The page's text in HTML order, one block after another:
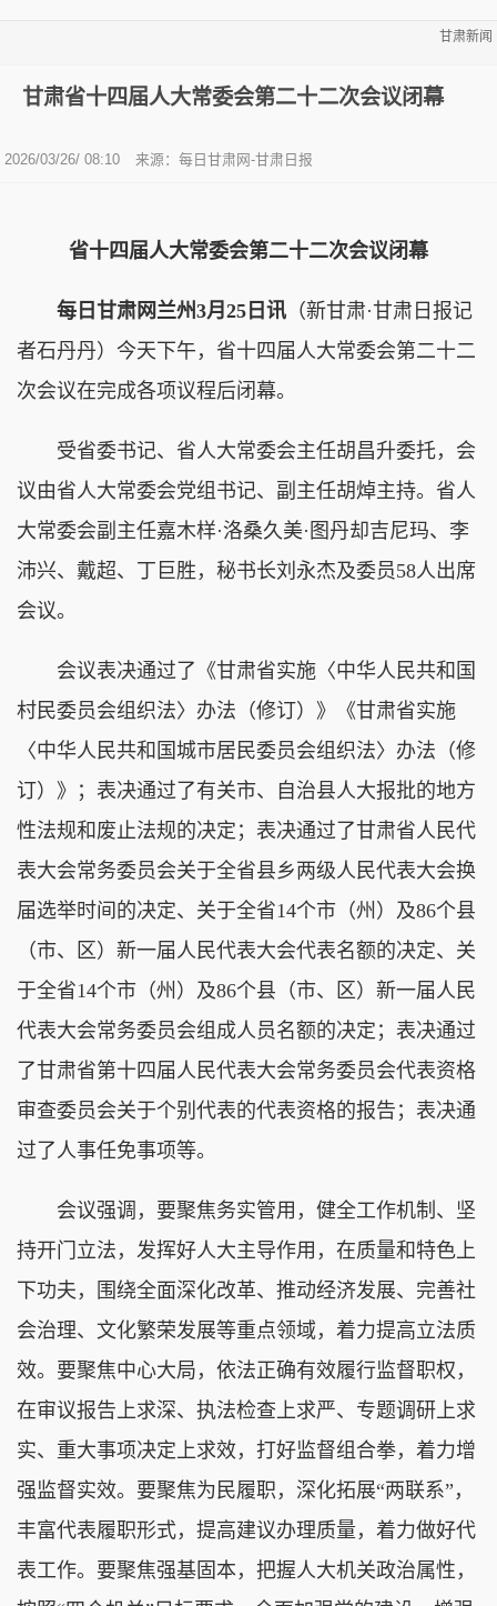
甘肃新闻
甘肃省十四届人大常委会第二十二次会议闭幕
2026/03/26/ 08:10 来源：每日甘肃网-甘肃日报
省十四届人大常委会第二十二次会议闭幕
每日甘肃网兰州3月25日讯 （新甘肃·甘肃日报记
者石丹丹）今天下午，省十四届人大常委会第二十二
次会议在完成各项议程后闭幕。
受省委书记、省人大常委会主任胡昌升委托，会
议由省人大常委会党组书记、副主任胡焯主持。省人
大常委会副主任嘉木样·洛桑久美·图丹却吉尼玛、李
沛兴、戴超、丁巨胜，秘书长刘永杰及委员58人出席
会议。
会议表决通过了《甘肃省实施〈中华人民共和国
村民委员会组织法〉办法（修订）》《甘肃省实施
〈中华人民共和国城市居民委员会组织法〉办法（修
订）》；表决通过了有关市、自治县人大报批的地方
性法规和废止法规的决定；表决通过了甘肃省人民代
表大会常务委员会关于全省县乡两级人民代表大会换
届选举时间的决定、关于全省14个市（州）及86个县
（市、区）新一届人民代表大会代表名额的决定、关
于全省14个市（州）及86个县（市、区）新一届人民
代表大会常务委员会组成人员名额的决定；表决通过
了甘肃省第十四届人民代表大会常务委员会代表资格
审查委员会关于个别代表的代表资格的报告；表决通
过了人事任免事项等。
会议强调，要聚焦务实管用，健全工作机制、坚
持开门立法，发挥好人大主导作用，在质量和特色上
下功夫，围绕全面深化改革、推动经济发展、完善社
会治理、文化繁荣发展等重点领域，着力提高立法质
效。要聚焦中心大局，依法正确有效履行监督职权，
在审议报告上求深、执法检查上求严、专题调研上求
实、重大事项决定上求效，打好监督组合拳，着力增
强监督实效。要聚焦为民履职，深化拓展“两联系”，
丰富代表履职形式，提高建议办理质量，着力做好代
表工作。要聚焦强基固本，把握人大机关政治属性，